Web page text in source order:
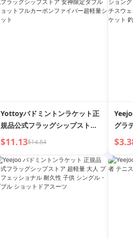
Yottoyバドミントンラケット正
規品公式フラッグシップストア
女神限定ダブルショットフルカ
ト
$11.13$14.84
グラ
ノン
ト 釣